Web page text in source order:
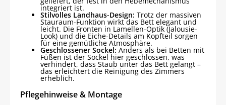
integriert ist.
Stilvolles Landhaus-Design: Trotz der massiven
Stauraum-Funktion wirkt das Bett elegant und
leicht. Die Fronten in Lamellen-Optik (Jalousie-
Look) und die Eiche-Details am Kopfteil sorgen
für eine gemütliche Atmosphäre.
Geschlossener Sockel: Anders als bei Betten mit
Füßen ist der Sockel hier geschlossen, was
verhindert, dass Staub unter das Bett gelangt –
das erleichtert die Reinigung des Zimmers
erheblich.
Pflegehinweise & Montage